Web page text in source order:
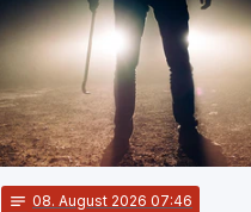
notes 08. August 2026 07:46